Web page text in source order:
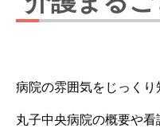
病院の雰囲気をじっくり
丸子中央病院の概要や